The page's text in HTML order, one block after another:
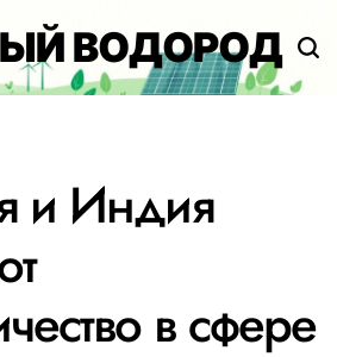
ВОДОРОД
и Индия
в сфере